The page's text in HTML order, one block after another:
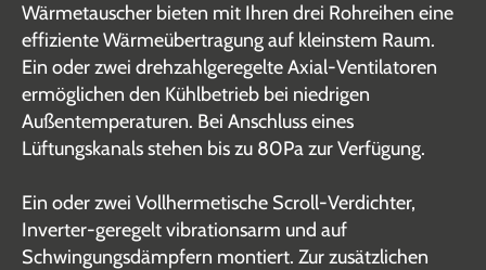
Wärmetauscher bieten mit Ihren drei Rohreihen eine
effiziente Wärmeübertragung auf kleinstem Raum.
Ein oder zwei drehzahlgeregelte Axial-Ventilatoren
ermöglichen den Kühlbetrieb bei niedrigen
Außentemperaturen. Bei Anschluss eines
Lüftungskanals stehen bis zu 80Pa zur Verfügung.
Ein oder zwei Vollhermetische Scroll-Verdichter,
Inverter-geregelt vibrationsarm und auf
Schwingungsdämpfern montiert. Zur zusätzlichen